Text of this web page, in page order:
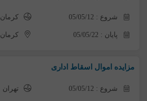
شروع : 05/05/12 کرمان
پایان : 05/05/22 کرمان
مزایده اموال اسقاط اداری
شروع : 05/05/12 تهران